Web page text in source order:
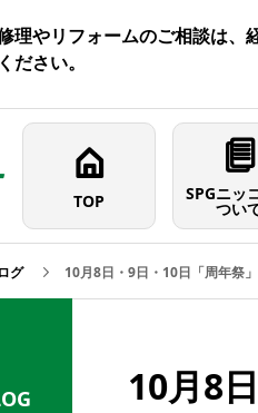
理やリフォームのご相談は、
ださい。
TOP SPGニッ
つい
グ 10月8日・9日・10日「周年祭
10月8